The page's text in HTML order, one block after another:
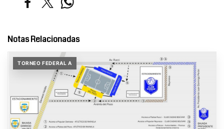
Notas Relacionadas
TORNEO FEDERAL A